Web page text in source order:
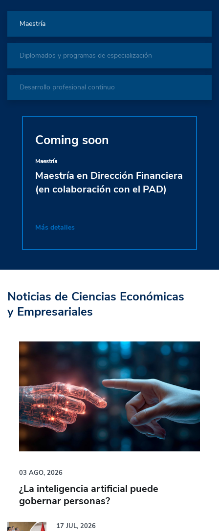
Maestría
Diplomados y programas de especialización
Desarrollo profesional continuo
Coming soon
Maestría
Maestría en Dirección Financiera
(en colaboración con el PAD)
Más detalles
Noticias de Ciencias Económicas
y Empresariales
03 AGO, 2026
¿La inteligencia artificial puede
gobernar personas?
17 JUL, 2026